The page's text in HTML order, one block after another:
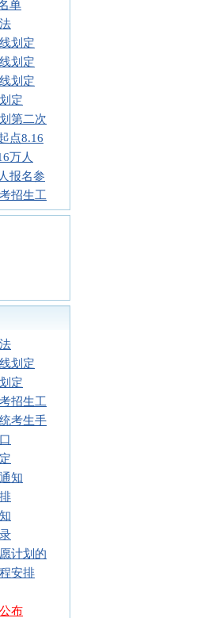
单
划定
划定
划定
定
第二次
点8.16
万人
报名参
招生工
划定
定
招生工
考生手
知
计划的
安排
布